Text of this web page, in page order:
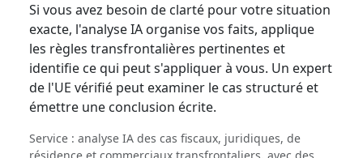
Si vous avez besoin de clarté pour votre situation
exacte, l'analyse IA organise vos faits, applique
les règles transfrontalières pertinentes et
identifie ce qui peut s'appliquer à vous. Un expert
de l'UE vérifié peut examiner le cas structuré et
émettre une conclusion écrite.
Service : analyse IA des cas fiscaux, juridiques, de